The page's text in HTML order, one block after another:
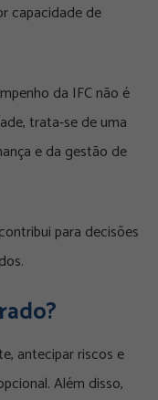
capacidade de
da IFC não é
trata-se de uma
e da gestão de
para decisões
antecipar riscos e
Além disso,